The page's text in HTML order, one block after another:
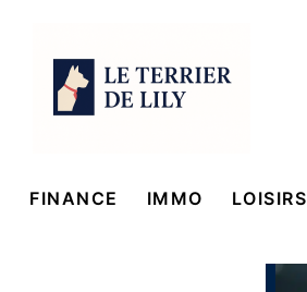
FINANCE IMMO LOISIRS